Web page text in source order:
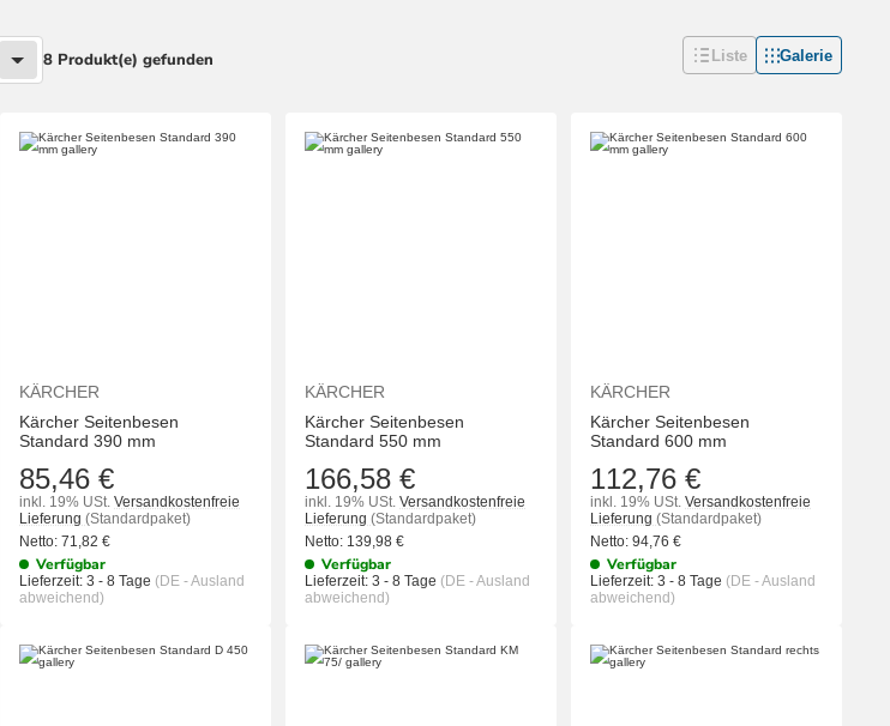
8 Produkt(e) gefunden Liste Galerie
KÄRCHER
Kärcher Seitenbesen
Standard 390 mm
85,46 €
inkl. 19% USt. Versandkostenfreie
Lieferung (Standardpaket)
Netto: 71,82 €
Verfügbar
Lieferzeit: 3 - 8 Tage (DE - Ausland
abweichend)
KÄRCHER
Kärcher Seitenbesen
Standard 550 mm
166,58 €
inkl. 19% USt. Versandkostenfreie
Lieferung (Standardpaket)
Netto: 139,98 €
Verfügbar
Lieferzeit: 3 - 8 Tage (DE - Ausland
abweichend)
KÄRCHER
Kärcher Seitenbesen
Standard 600 mm
112,76 €
inkl. 19% USt. Versandkostenfreie
Lieferung (Standardpaket)
Netto: 94,76 €
Verfügbar
Lieferzeit: 3 - 8 Tage (DE - Ausland
abweichend)